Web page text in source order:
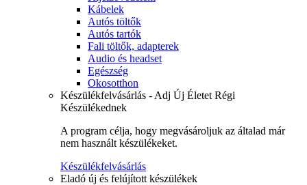
Kábelek
Autós töltők
Autós tartók
Fali töltők, adapterek
Audio és headset
Egészség
Okosotthon
Készülékfelvásárlás - Adj Új Életet Régi
Készülékednek
A program célja, hogy megvásároljuk az általad már
nem használt készülékeket.
Készülékfelvásárlás
Eladó új és felújított készülékek